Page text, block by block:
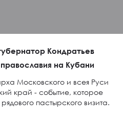
Кондратьев
на Кубани
Московского и всея Руси
край - событие, которое
пастырского визита.